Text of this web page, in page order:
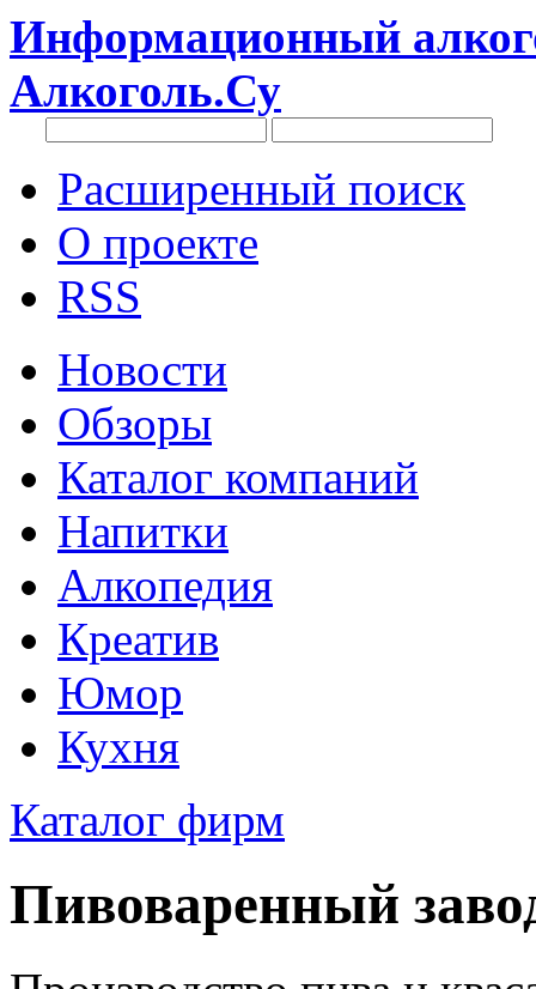
Информационный
Алкоголь.Су
Расширенный поиск
О проекте
RSS
Новости
Обзоры
Каталог компаний
Напитки
Алкопедия
Креатив
Юмор
Кухня
Каталог фирм
Пивоваренный